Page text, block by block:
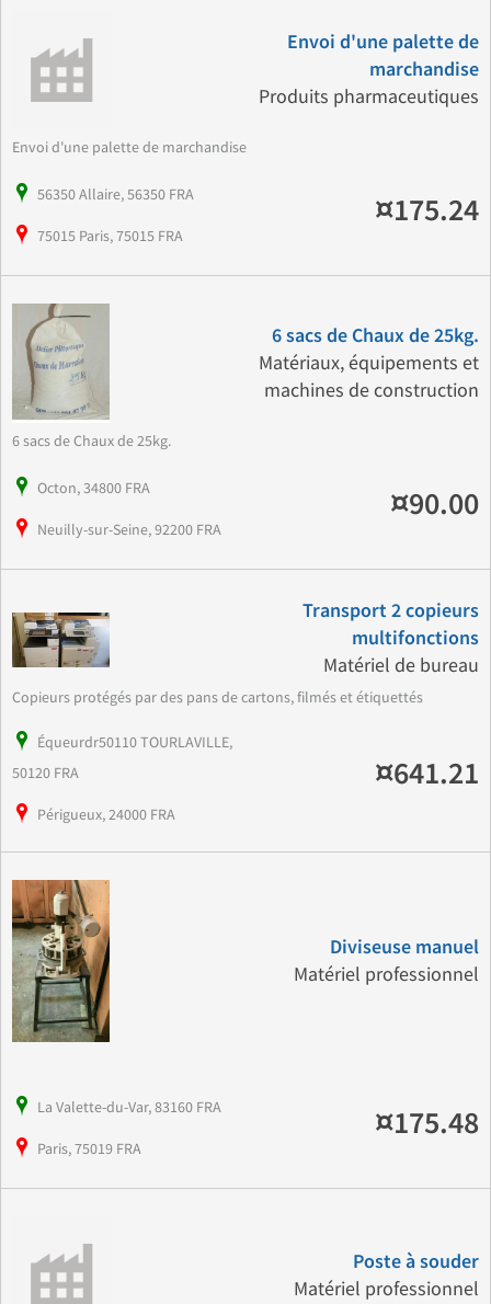
Envoi d'une palette de
marchandise
Produits pharmaceutiques
Envoi d'une palette de marchandise
56350 Allaire, 56350 FRA
75015 Paris, 75015 FRA
¤175.24
6 sacs de Chaux de 25kg.
Matériaux, équipements et
machines de construction
6 sacs de Chaux de 25kg.
Octon, 34800 FRA
Neuilly-sur-Seine, 92200 FRA
¤90.00
Transport 2 copieurs
multifonctions
Matériel de bureau
Copieurs protégés par des pans de cartons, filmés et étiquettés
Équeurdr50110 TOURLAVILLE,
50120 FRA
Périgueux, 24000 FRA
¤641.21
Diviseuse manuel
Matériel professionnel
La Valette-du-Var, 83160 FRA
Paris, 75019 FRA
¤175.48
Poste à souder
Matériel professionnel